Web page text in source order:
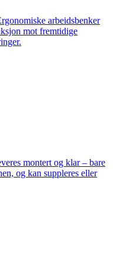
arbeidsbenker
mot fremtidige
montert og klar – bare
og kan suppleres eller